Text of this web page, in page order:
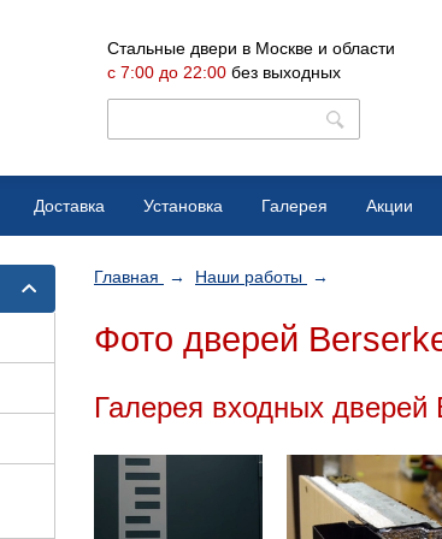
Стальные двери в Москве и области
с 7:00 до 22:00 без выходных
Доставка Установка Галерея Акции
Главная → Наши работы →
Фото дверей
Галерея входных дверей